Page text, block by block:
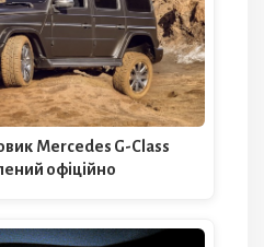
Mercedes G-Class
офіційно